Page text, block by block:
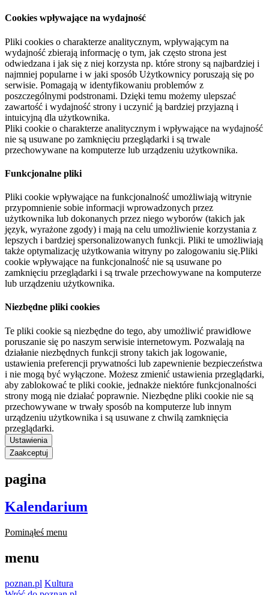
Cookies wpływające na wydajność
Pliki cookies o charakterze analitycznym, wpływającym na
wydajność zbierają informację o tym, jak często strona jest
odwiedzana i jak się z niej korzysta np. które strony są najbardziej i
najmniej popularne i w jaki sposób Użytkownicy poruszają się po
serwisie. Pomagają w identyfikowaniu problemów z
poszczególnymi podstronami. Dzięki temu możemy ulepszać
zawartość i wydajność strony i uczynić ją bardziej przyjazną i
intuicyjną dla użytkownika.
Pliki cookie o charakterze analitycznym i wpływające na wydajność
nie są usuwane po zamknięciu przeglądarki i są trwale
przechowywane na komputerze lub urządzeniu użytkownika.
Funkcjonalne pliki
Pliki cookie wpływające na funkcjonalność umożliwiają witrynie
przypomnienie sobie informacji wprowadzonych przez
użytkownika lub dokonanych przez niego wyborów (takich jak
język, wyrażone zgody) i mają na celu umożliwienie korzystania z
lepszych i bardziej spersonalizowanych funkcji. Pliki te umożliwiają
także optymalizację użytkowania witryny po zalogowaniu się.Pliki
cookie wpływające na funkcjonalność nie są usuwane po
zamknięciu przeglądarki i są trwale przechowywane na komputerze
lub urządzeniu użytkownika.
Niezbędne pliki cookies
Te pliki cookie są niezbędne do tego, aby umożliwić prawidłowe
poruszanie się po naszym serwisie internetowym. Pozwalają na
działanie niezbędnych funkcji strony takich jak logowanie,
ustawienia preferencji prywatności lub zapewnienie bezpieczeństwa
i nie mogą być wyłączone. Możesz zmienić ustawienia przeglądarki,
aby zablokować te pliki cookie, jednakże niektóre funkcjonalności
strony mogą nie działać poprawnie. Niezbędne pliki cookie nie są
przechowywane w trwały sposób na komputerze lub innym
urządzeniu użytkownika i są usuwane z chwilą zamknięcia
przeglądarki.
Ustawienia
Zaakceptuj
pagina
Kalendarium
Pominąłeś menu
menu
poznan.pl Kultura